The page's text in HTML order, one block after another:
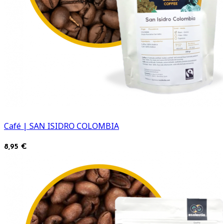
Café | SAN ISIDRO COLOMBIA
8,95 €